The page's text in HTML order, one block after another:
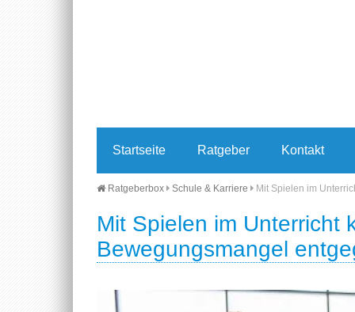
Startseite Ratgeber Kontakt
Ratgeberbox Schule & Karriere Mit Spielen im
Mit Spielen im Unterricht
Bewegungsmangel